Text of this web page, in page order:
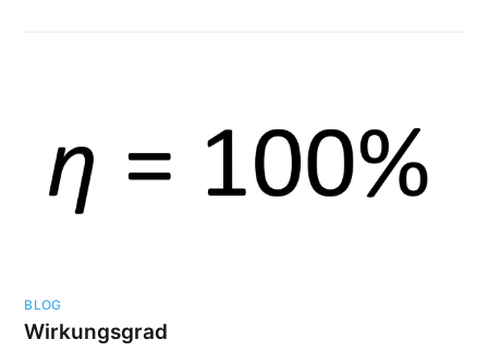
BLOG
Wirkungsgrad